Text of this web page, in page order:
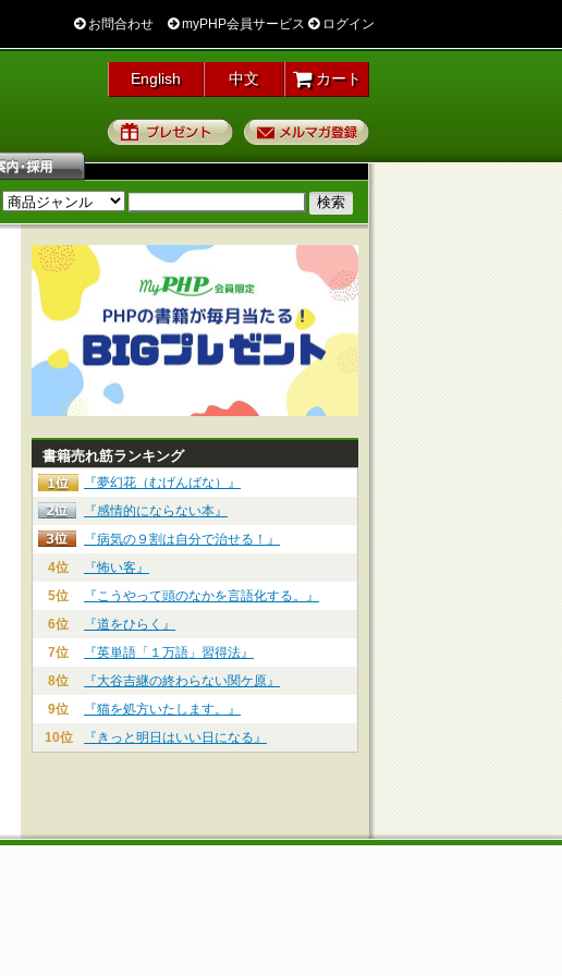
お問合わせ myPHP会員サービス ログイン
English 中文 カート
プレゼント
書籍売れ筋ランキング
『夢幻花（むげんばな）』
『感情的にならない本』
『病気の９割は自分で治せる！』
4位
『怖い客』
5位
『こうやって頭のなかを言語化する。』
6位
『道をひらく』
7位
『英単語「１万語」習得法』
8位
『大谷吉継の終わらない関ケ原』
9位
『猫を処方いたします。』
10位
『きっと明日はいい日になる』